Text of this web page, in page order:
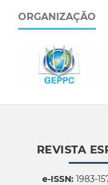
ORGANIZAÇÃO
REVISTA
e-ISSN:1983-